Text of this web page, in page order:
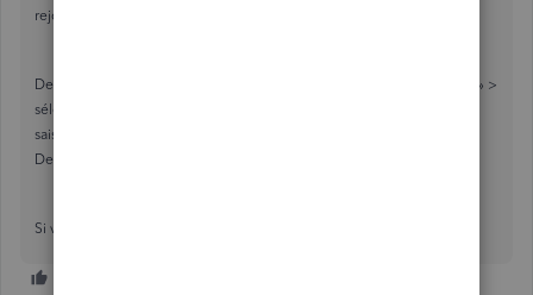
rejoindre avec ces étapes:
Demande de rappel : Cliquez Aide > envoyez le message « soutien » >
sélectionnez Nous rejoindre > cliquez Nous rejoindre à nouveau >
saisissez les détails de votre question et cliquez Parlons-en > cliquez
Demandez qu'on vous rappelle
Si vous avez autres questions, n'hésitez pas de les poser ici.